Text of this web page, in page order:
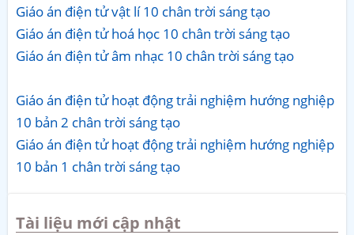
Giáo án điện tử vật lí 10 chân trời sáng tạo
Giáo án điện tử hoá học 10 chân trời sáng tạo
Giáo án điện tử âm nhạc 10 chân trời sáng tạo
Giáo án điện tử hoạt động trải nghiệm hướng nghiệp
10 bản 2 chân trời sáng tạo
Giáo án điện tử hoạt động trải nghiệm hướng nghiệp
10 bản 1 chân trời sáng tạo
Tài liệu mới cập nhật